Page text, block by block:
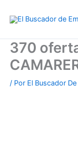
370
/ Por El Buscador